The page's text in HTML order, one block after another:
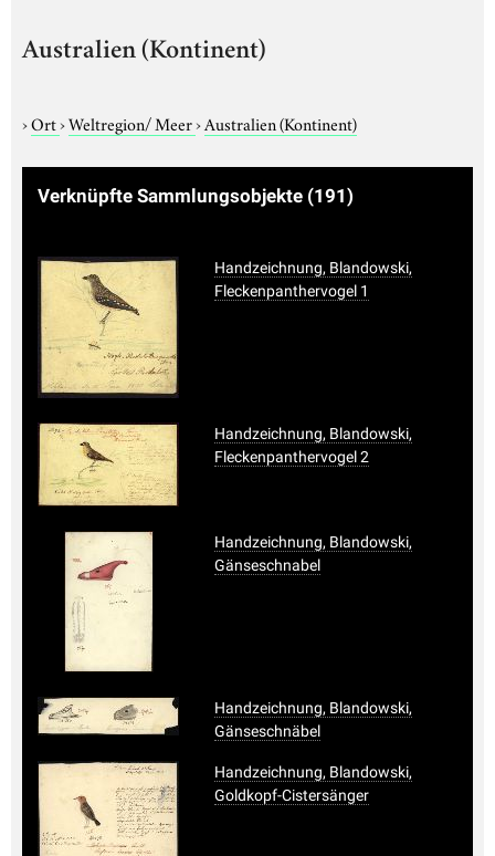
Australien (Kontinent)
›Ort›Weltregion/ Meer›Australien (Kontinent)
Verknüpfte Sammlungsobjekte (191)
Handzeichnung, Blandowski,
Fleckenpanthervogel 1
Handzeichnung, Blandowski,
Fleckenpanthervogel 2
Handzeichnung, Blandowski,
Gänseschnabel
Handzeichnung, Blandowski,
Gänseschnäbel
Handzeichnung, Blandowski,
Goldkopf-Cistersänger